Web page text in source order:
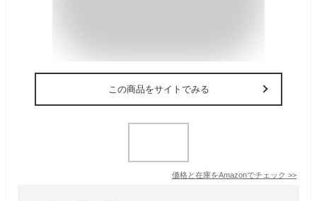
この商品をサイトでみる
価格と在庫をAmazonでチェック >>